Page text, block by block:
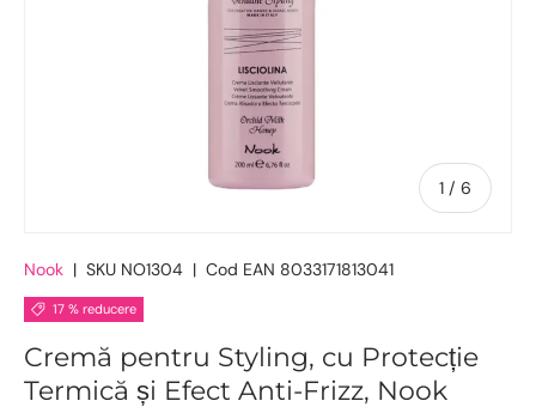
1 / De
6
Nook | SKU NO1304 | Cod EAN 8033171813041
17 % reducere
Cremă pentru Styling, cu Protecție
Termică și Efect Anti-Frizz, Nook